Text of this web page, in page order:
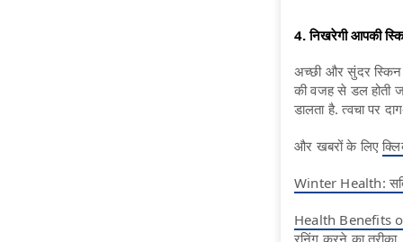
4. निखरेगी आपकी
अच्छी और सुंदर
की वजह से डल होती
डालता है. त्वचा पर
और खबरों के लिए
Winter Health:
Health Benefits of